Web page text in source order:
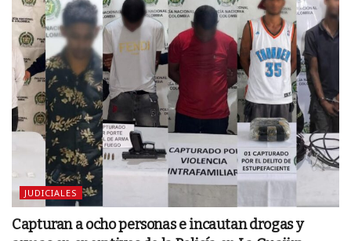
JUDICIALES
Capturan a ocho personas e incautan drogas y